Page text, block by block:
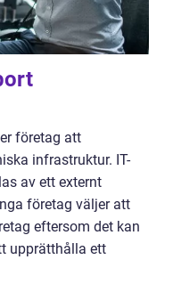
företag att
infrastruktur. IT-
av ett externt
företag väljer att
eftersom det kan
upprätthålla ett